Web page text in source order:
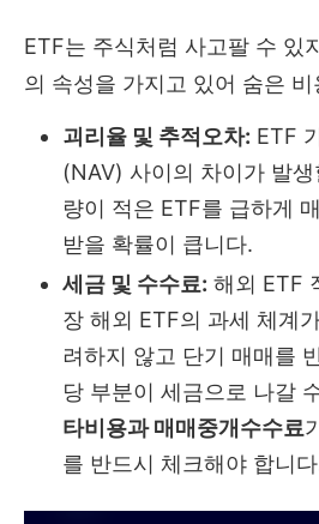
ETF는 주식처럼 사고팔 수 있
의 속성을 가지고 있어 숨은
괴리율 및 추적오차: ETF
(NAV) 사이의 차이가 발
량이 적은 ETF를 급하게
받을 확률이 큽니다.
세금 및 수수료: 해외 ETF
장 해외 ETF의 과세 체계
려하지 않고 단기 매매를
당 부분이 세금으로 나갈
타비용과 매매중개수수료
를 반드시 체크해야 합니